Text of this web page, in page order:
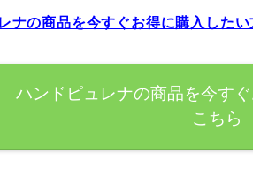
ナの商品を今すぐお得に購入したい
ハンドピュレナの商品を今す
こちら